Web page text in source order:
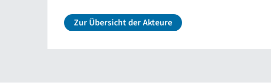
Zur Übersicht der Akteure